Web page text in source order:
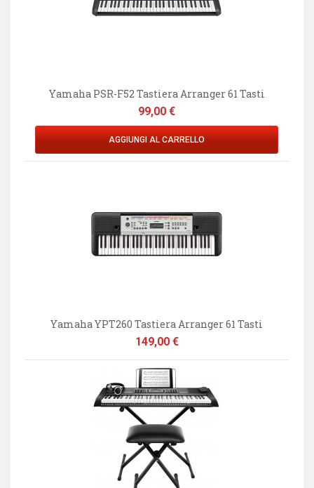
Yamaha PSR-F52 Tastiera Arranger 61 Tasti
Prezzo
99,00 €
AGGIUNGI AL CARRELLO
Yamaha YPT260 Tastiera Arranger 61 Tasti
Prezzo
149,00 €